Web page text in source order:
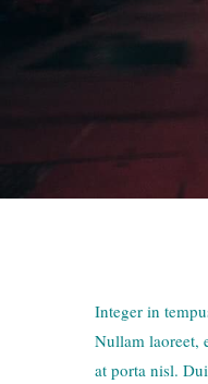
Integer in
Nullam laoreet,
at porta nisl.